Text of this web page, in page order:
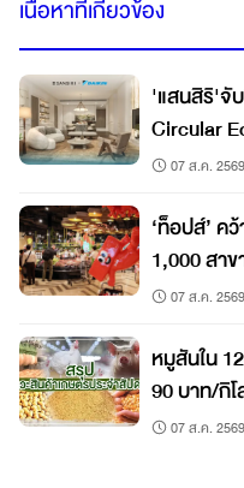
เนื้อหาที่เกี่ยวข้อง
'แสนสิริ'จั
Circular
07 ส.ค.
‘ท็อปส์’ ค
1,000 สา
07 ส.ค.
หมูสันใน
90 บาท/กิ
กิโลกรัม
07 ส.ค.